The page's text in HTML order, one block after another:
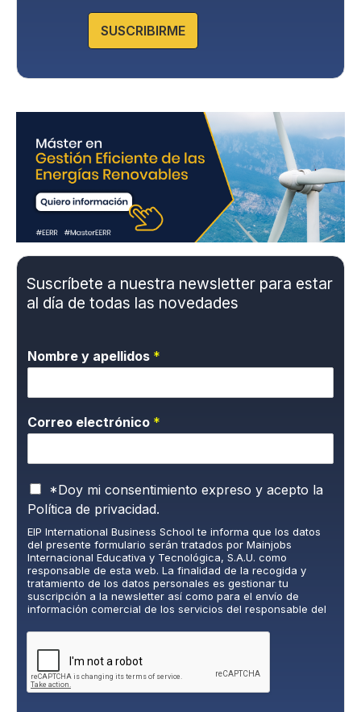
encontrarás en nuestra página web.
SUSCRIBIRME
Suscríbete a nuestra newsletter para estar
al día de todas las novedades
Nombre y apellidos *
Correo electrónico *
P
o
í
t
i
c
a
d
e
v
*Doy mi consentimiento expreso y acepto la
Política de privacidad.
EIP International Business School te informa que los datos
del presente formulario serán tratados por Mainjobs
Internacional Educativa y Tecnológica, S.A.U. como
responsable de esta web. La finalidad de la recogida y
tratamiento de los datos personales es gestionar tu
suscripción a la newsletter así como para el envío de
información comercial de los servicios del responsable del
del/a interesado/a. No se cederán datos a terceros, salvo
obligación legal. Podrás ejercer tus derechos de acceso,
rectificación, limitación y supresión de los datos en
cumplimiento@grupomainjobs.com
, así como el derecho a
presentar una reclamación ante la autoridad de control.